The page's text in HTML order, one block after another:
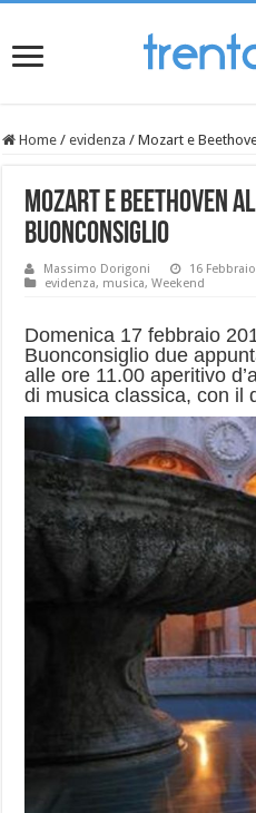
Home / evidenza / Mozart e
Mozart e Beethoven
Buonconsiglio
Massimo Dorigoni
16
evidenza, musica,Weekend
Domenica 17 febbraio
Buonconsiglio due
alle ore 11.00 aperitivo
di musica classica, con il